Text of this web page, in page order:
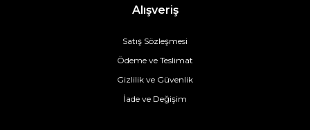
Alışveriş
Satış Sözleşmesi
Ödeme ve Teslimat
Gizlilik ve Güvenlik
İade ve Değişim